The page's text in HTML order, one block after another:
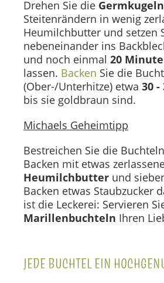
Drehen Sie die Germkugeln
Steitenrändern in wenig
Heumilchbutter und setzen
nebeneinander ins
und noch einmal 20
lassen. Backen Sie die
(Ober-/Unterhitze) etwa 30
bis sie goldbraun sind.
Michaels Geheimtipp
Bestreichen Sie die
Backen mit etwas
Heumilchbutter und
Backen etwas Staubzucker
ist die Leckerei: Servieren
Marillenbuchteln Ihren
JEDE BUCHTEL EIN